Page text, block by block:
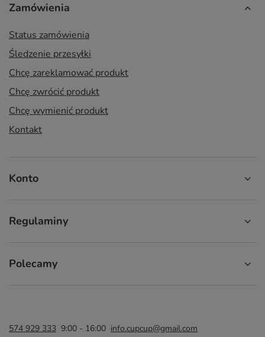
Zamówienia
Status zamówienia
Śledzenie przesyłki
Chcę zareklamować produkt
Chcę zwrócić produkt
Chcę wymienić produkt
Kontakt
Konto
Regulaminy
Polecamy
574 929 333 9:00 - 16:00 info.cupcup@gmail.com